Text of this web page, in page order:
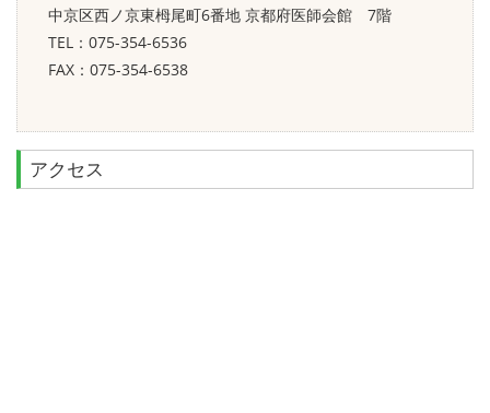
中京区西ノ京東栂尾町6番地 京都府医師会館 7階
TEL：075-354-6536
FAX：075-354-6538
アクセス